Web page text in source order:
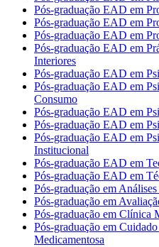
Pós-graduação EAD em
Pós-graduação EAD em
Pós-graduação EAD em
Pós-graduação EAD em
Interiores
Pós-graduação EAD em
Pós-graduação EAD em
Consumo
Pós-graduação EAD em
Pós-graduação EAD em
Pós-graduação EAD em
Institucional
Pós-graduação EAD em
Pós-graduação EAD em
Pós-graduação em
Pós-graduação em
Pós-graduação em Clínica
Pós-graduação em
Medicamentosa